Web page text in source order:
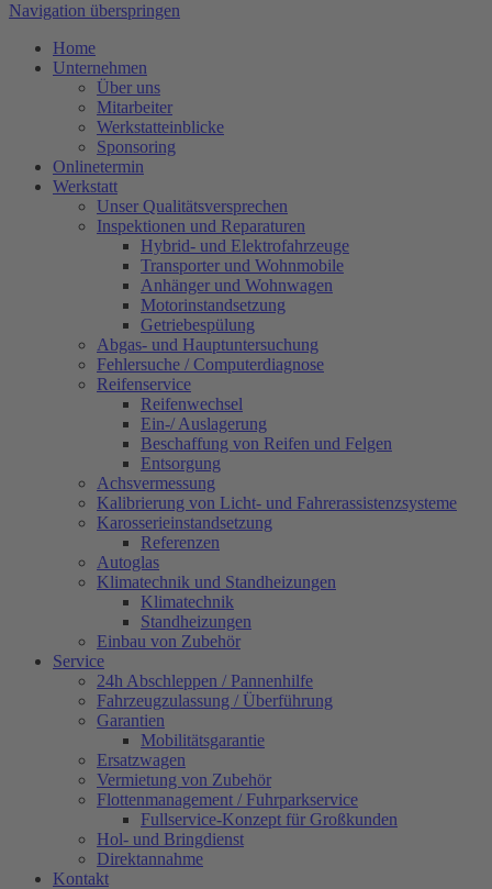
Navigation überspringen
Home
Unternehmen
Über uns
Mitarbeiter
Werkstatteinblicke
Sponsoring
Onlinetermin
Werkstatt
Unser Qualitätsversprechen
Inspektionen und Reparaturen
Hybrid- und Elektrofahrzeuge
Transporter und Wohnmobile
Anhänger und Wohnwagen
Motorinstandsetzung
Getriebespülung
Abgas- und Hauptuntersuchung
Fehlersuche / Computerdiagnose
Reifenservice
Reifenwechsel
Ein-/ Auslagerung
Beschaffung von Reifen und Felgen
Entsorgung
Achsvermessung
Kalibrierung von Licht- und Fahrerassistenzsysteme
Karosserieinstandsetzung
Referenzen
Autoglas
Klimatechnik und Standheizungen
Klimatechnik
Standheizungen
Einbau von Zubehör
Service
24h Abschleppen / Pannenhilfe
Fahrzeugzulassung / Überführung
Garantien
Mobilitätsgarantie
Ersatzwagen
Vermietung von Zubehör
Flottenmanagement / Fuhrparkservice
Fullservice-Konzept für Großkunden
Hol- und Bringdienst
Direktannahme
Kontakt